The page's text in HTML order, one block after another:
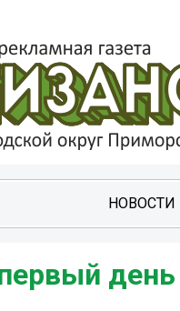
НОВОСТИ